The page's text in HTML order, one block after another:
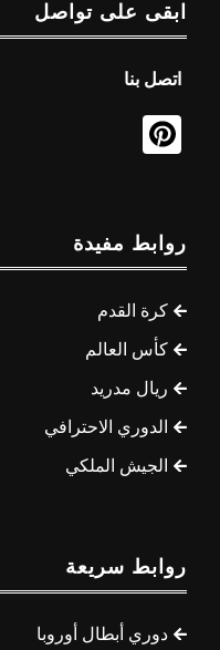
ابقى على تواصل
اتصل بنا
روابط مفيدة
كرة القدم
كأس العالم
ريال مدريد
الدوري الاحترافي
الجيش الملكي
روابط سريعة
دوري أبطال أوروبا